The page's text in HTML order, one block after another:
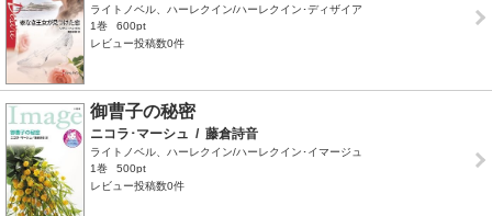
ライトノベル、ハーレクイン/ハーレクイン･ディザイア
1巻
600pt
レビュー投稿数0件
御曹子の秘密
ニコラ･マーシュ / 藤倉詩音
ライトノベル、ハーレクイン/ハーレクイン･イマージュ
1巻
500pt
レビュー投稿数0件